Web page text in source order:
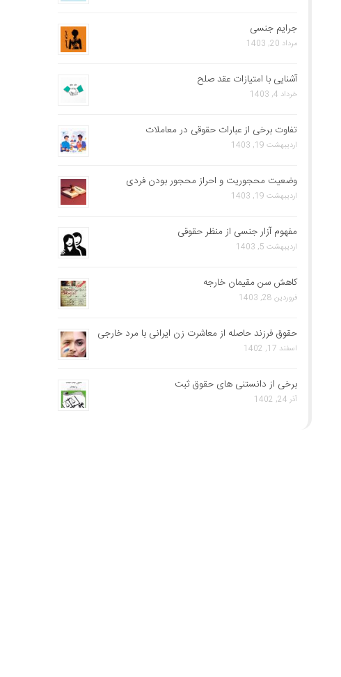
جرایم جنسی
مرداد 20, 1403
آشنایی با امتیازات عقد صلح
خرداد 4, 1403
تفاوت برخی از عبارات حقوقی در معاملات
اردیبهشت 19, 1403
وضعیت محجوریت و احراز محجور بودن فردی
اردیبهشت 19, 1403
مفهوم آزار جنسی از منظر حقوقی
اردیبهشت 5, 1403
کاهش سن مقیمان خارجه
فروردین 28, 1403
حقوق فرزند حاصله از معاشرت زن ایرانی با مرد خارجی
اسفند 17, 1402
برخی از دانستنی های حقوق ثبت
آذر 24, 1402